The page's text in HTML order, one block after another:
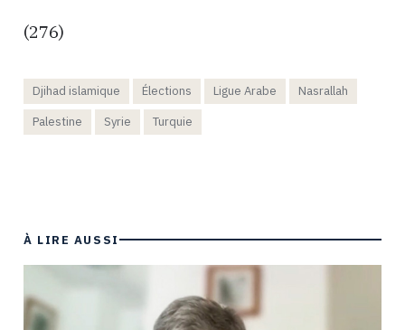
(276)
Djihad islamique Élections Ligue Arabe
Nasrallah
Palestine
Syrie Turquie
À LIRE AUSSI